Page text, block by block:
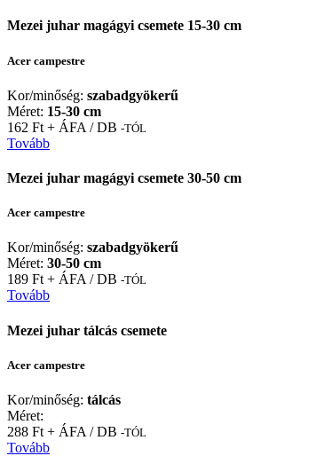
Mezei juhar magágyi csemete 15-30 cm
Acer campestre
Kor/minőség: szabadgyökerű
Méret: 15-30 cm
162 Ft + ÁFA / DB -TÓL
Tovább
Mezei juhar magágyi csemete 30-50 cm
Acer campestre
Kor/minőség: szabadgyökerű
Méret: 30-50 cm
189 Ft + ÁFA / DB -TÓL
Tovább
Mezei juhar tálcás csemete
Acer campestre
Kor/minőség: tálcás
Méret:
288 Ft + ÁFA / DB -TÓL
Tovább